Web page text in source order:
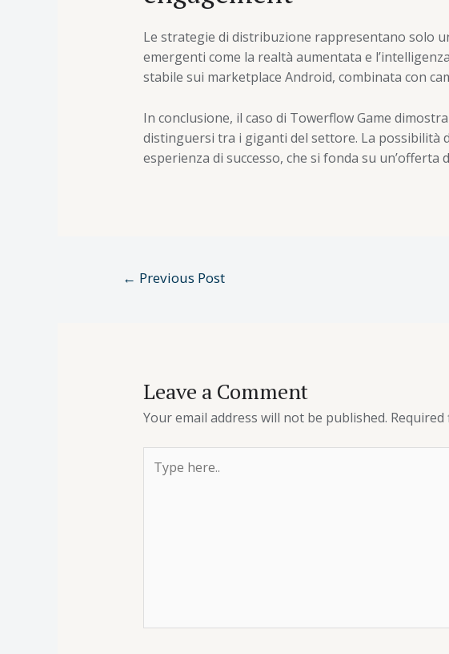
Le strategie di distribuzione rappresentano solo
emergenti come la realtà aumentata e
stabile sui marketplace Android, combinata con
In conclusione, il caso di Towerflow Game
distinguersi tra i giganti del settore. La possibilità
esperienza di successo, che si fonda su
← Previous Post
Leave a Comment
Your email address will not be published. Required